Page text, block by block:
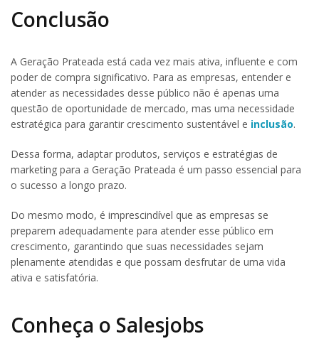
Conclusão
A Geração Prateada está cada vez mais ativa, influente e com
poder de compra significativo. Para as empresas, entender e
atender as necessidades desse público não é apenas uma
questão de oportunidade de mercado, mas uma necessidade
estratégica para garantir crescimento sustentável e inclusão.
Dessa forma, adaptar produtos, serviços e estratégias de
marketing para a Geração Prateada é um passo essencial para
o sucesso a longo prazo.
Do mesmo modo, é imprescindível que as empresas se
preparem adequadamente para atender esse público em
crescimento, garantindo que suas necessidades sejam
plenamente atendidas e que possam desfrutar de uma vida
ativa e satisfatória.
Conheça o Salesjobs